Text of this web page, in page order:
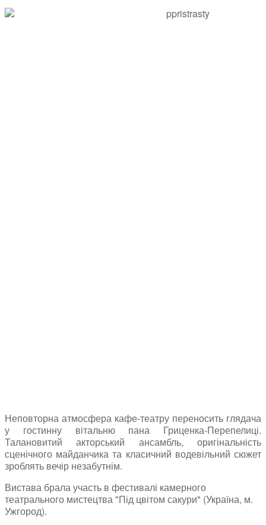
Неповторна атмосфера кафе-театру переносить глядача
у гостинну вітальню пана Гриценка-Перепелиці.
Талановитий
акторський ансамбль, оригінальність
сценічного майданчика та класичний водевільний сюжет
зроблять вечір незабутнім.
Вистава брала участь в фестивалі камерного
театрального мистецтва "Під цвітом сакури" (Україна, м.
Ужгород).